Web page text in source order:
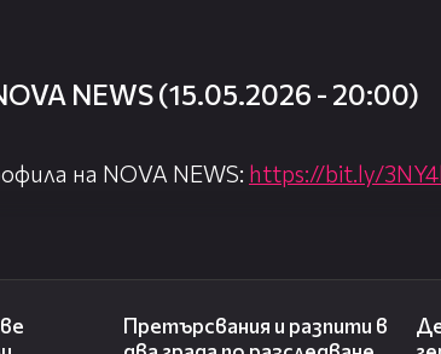
NEWS (15.05.2026 - 20:00)
на NOVA NEWS: https://bit.ly/
сайт:
на живо:http://nova.bg/live/news
Претърсвания и разпити в